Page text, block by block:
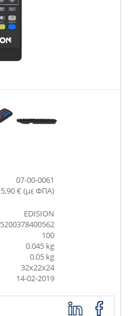
07-00-0061
5,90 € (με ΦΠΑ)
EDISION
5200378400562
100
0.045 kg
0.05 kg
32x22x24
14-02-2019